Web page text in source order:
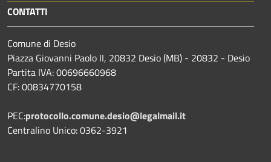
CONTATTI
Comune di Desio
Piazza Giovanni Paolo II, 20832 Desio (MB) - 20832 - Desio
Partita IVA: 00696660968
CF: 00834770158
PEC:protocollo.comune.desio@legalmail.it
Centralino Unico: 0362-3921